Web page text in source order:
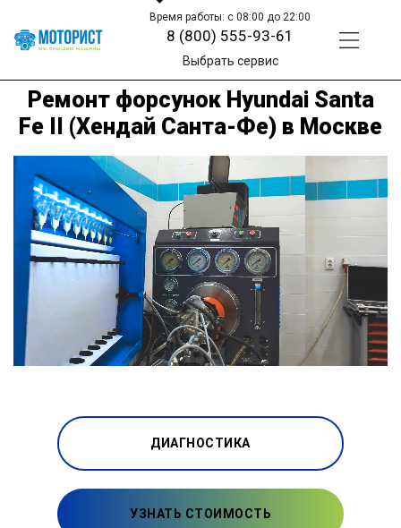
Время работы: с 08:00 до 22:00
8 (800) 555-93-61
Выбрать сервис
Ремонт форсунок Hyundai Santa
Fe II (Хендай Санта-Фе) в Москве
ДИАГНОСТИКА
УЗНАТЬ СТОИМОСТЬ